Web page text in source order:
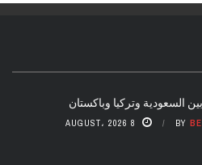
السعودية وتركيا وباكستان
BY 8 AUGUST، 2026